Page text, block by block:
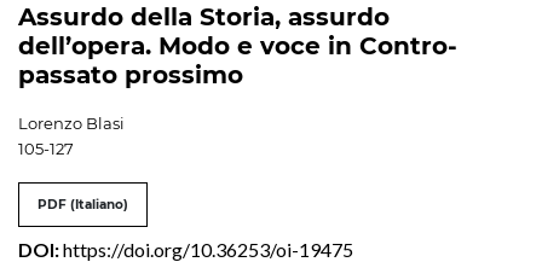
Assurdo della Storia, assurdo
dell’opera. Modo e voce in Contro-
passato prossimo
Lorenzo Blasi
105-127
PDF (Italiano)
DOI:https://doi.org/10.36253/oi-19475